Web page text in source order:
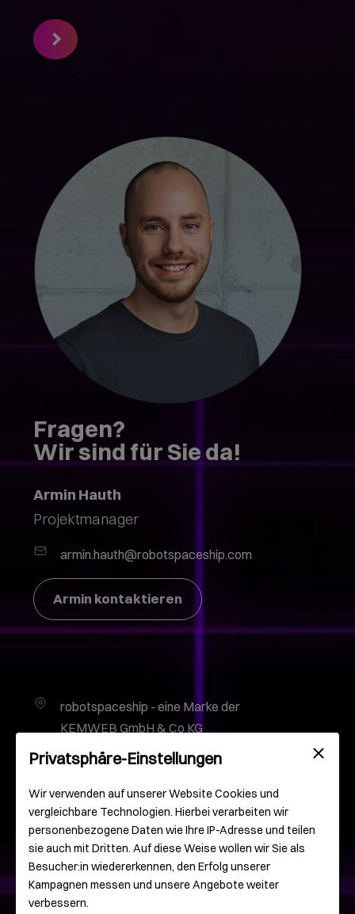
Fragen?
Wir sind für Sie da!
Armin Hauth
Projektmanager
armin.hauth@robotspaceship.com
Armin kontaktieren
robotspaceship - eine Marke der
KEMWEB GmbH & Co KG
Gutenbergplatz 2
55116 Mainz
Deutschland
info@robotspaceship.com
0 61 31 – 93 000 – 0
Privatsphäre-Einstellungen
Wir verwenden auf unserer Website Cookies und
vergleichbare Technologien. Hierbei verarbeiten wir
personenbezogene Daten wie Ihre IP-Adresse und teilen
sie auch mit Dritten. Auf diese Weise wollen wir Sie als
Besucher:in wiedererkennen, den Erfolg unserer
Kampagnen messen und unsere Angebote weiter
verbessern.